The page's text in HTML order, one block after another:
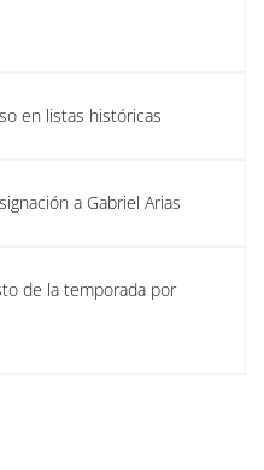
en listas históricas
a Gabriel Arias
de la temporada por